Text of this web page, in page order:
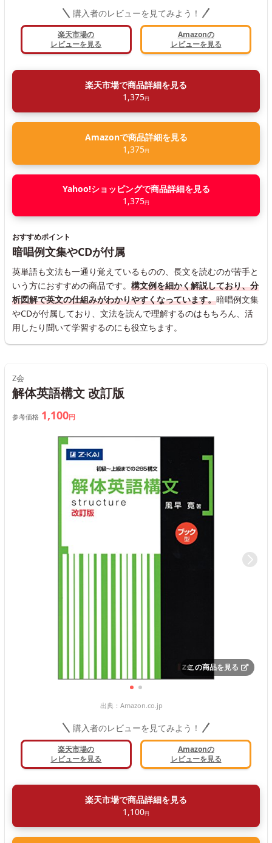
購入者のレビューを見てみよう！
楽天市場の
レビューを見る
Amazonの
レビューを見る
楽天市場で商品詳細を見る
1,375円
Amazonで商品詳細を見る
1,375円
Yahoo!ショッピングで商品詳細を見る
1,375円
おすすめポイント
暗唱例文集やCDが付属
英単語も文法も一通り覚えているものの、長文を読むのが苦手と
いう方におすすめの商品です。 構文例を細かく解説しており、分
析図解で英文の仕組みがわかりやすくなっています。暗唱例文集
やCDが付属しており、文法を読んで理解するのはもちろん、活
用したり聞いて学習するのにも役立ちます。
Z会
解体英語構文 改訂版
参考価格 1,100円
この商品を見る
出典： Amazon.co.jp
購入者のレビューを見てみよう！
楽天市場の
レビューを見る
Amazonの
レビューを見る
楽天市場で商品詳細を見る
1,100円